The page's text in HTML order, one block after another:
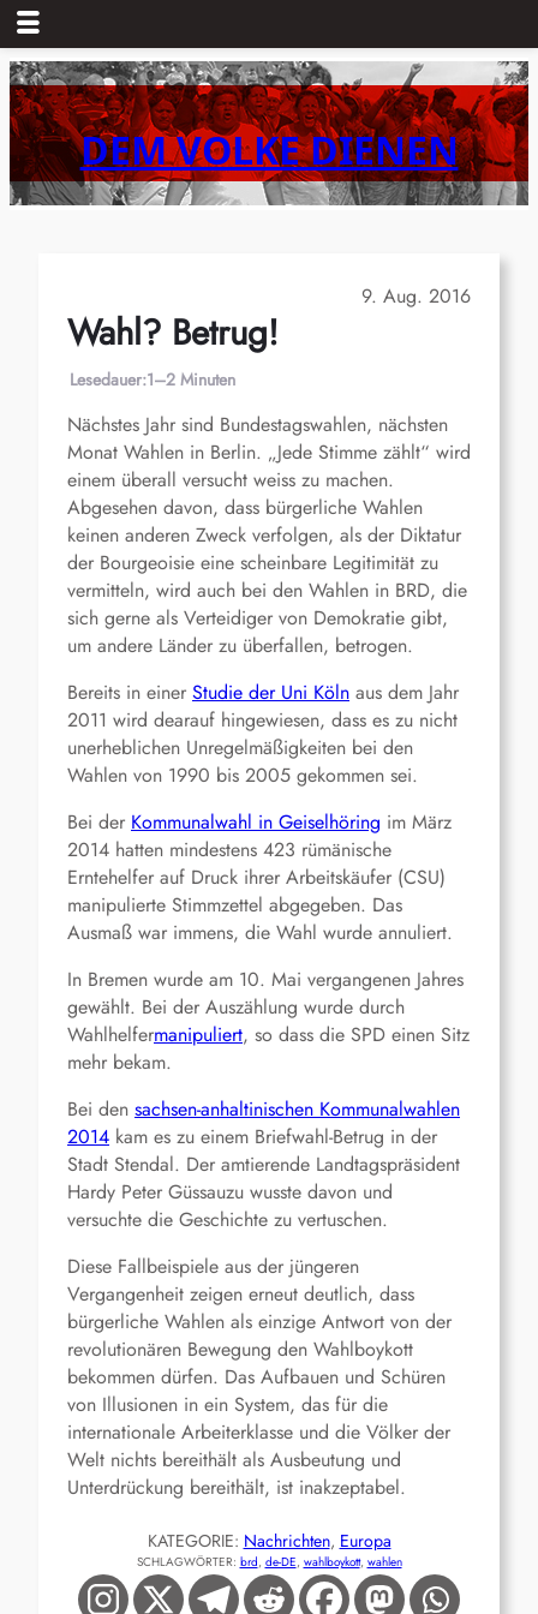
Zum
Inhalt
springenDEM VOLKE DIENEN
9. Aug. 2016
Wahl? Betrug!
Lesedauer:1–2 Minuten
Nächstes Jahr sind Bundestagswahlen, nächsten
Monat Wahlen in Berlin. „Jede Stimme zählt“ wird
einem überall versucht weiss zu machen.
Abgesehen davon, dass bürgerliche Wahlen
keinen anderen Zweck verfolgen, als der Diktatur
der Bourgeoisie eine scheinbare Legitimität zu
vermitteln, wird auch bei den Wahlen in BRD, die
sich gerne als Verteidiger von Demokratie gibt,
um andere Länder zu überfallen, betrogen.
Bereits in einer Studie der Uni Köln aus dem Jahr
2011 wird dearauf hingewiesen, dass es zu nicht
unerheblichen Unregelmäßigkeiten bei den
Wahlen von 1990 bis 2005 gekommen sei.
Bei der Kommunalwahl in Geiselhöring im März
2014 hatten mindestens 423 rümänische
Erntehelfer auf Druck ihrer Arbeitskäufer (CSU)
manipulierte Stimmzettel abgegeben. Das
Ausmaß war immens, die Wahl wurde annuliert.
In Bremen wurde am 10. Mai vergangenen Jahres
gewählt. Bei der Auszählung wurde durch
Wahlhelfermanipuliert, so dass die SPD einen Sitz
mehr bekam.
Bei den sachsen-anhaltinischen Kommunalwahlen
2014 kam es zu einem Briefwahl-Betrug in der
Stadt Stendal. Der amtierende Landtagspräsident
Hardy Peter Güssauzu wusste davon und
versuchte die Geschichte zu vertuschen.
Diese Fallbeispiele aus der jüngeren
Vergangenheit zeigen erneut deutlich, dass
bürgerliche Wahlen als einzige Antwort von der
revolutionären Bewegung den Wahlboykott
bekommen dürfen. Das Aufbauen und Schüren
von Illusionen in ein System, das für die
internationale Arbeiterklasse und die Völker der
Welt nichts bereithält als Ausbeutung und
Unterdrückung bereithält, ist inakzeptabel.
KATEGORIE: Nachrichten, Europa
SCHLAGWÖRTER: brd, de-DE, wahlboykott, wahlen